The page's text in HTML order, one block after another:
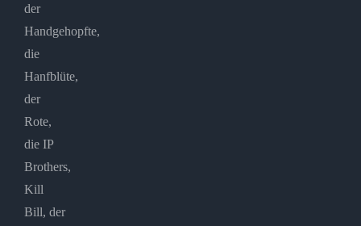
der
Handgehopfte,
die
Hanfblüte,
der
Rote,
die IP
Brothers,
Kill
Bill, der